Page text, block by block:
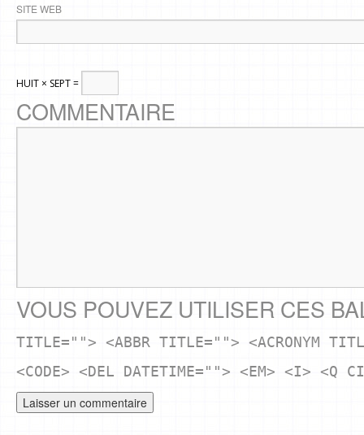
SITE WEB
HUIT × SEPT =
COMMENTAIRE
VOUS POUVEZ UTILISER CES
TITLE=""> <ABBR TITLE=""> <ACRONYM
<CODE> <DEL DATETIME=""> <EM> <I> <Q